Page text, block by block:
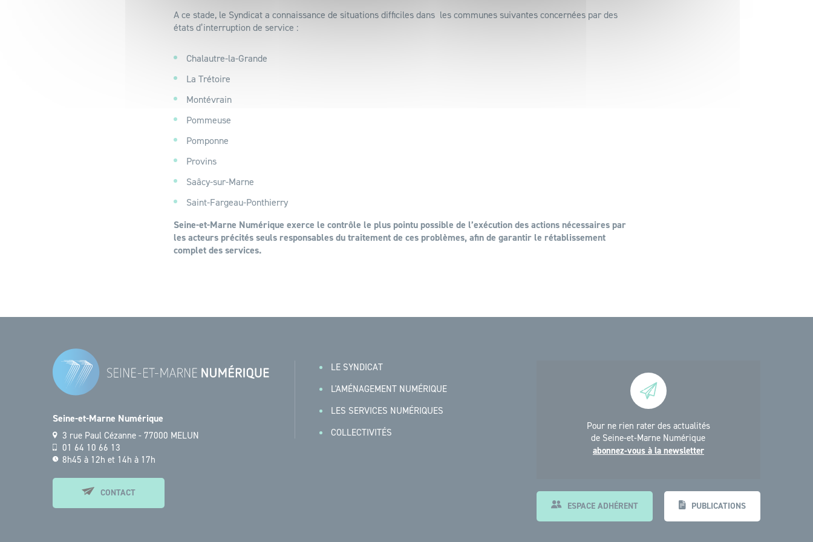
A ce stade, le Syndicat a connaissance de situations difficiles dans les communes suivantes concernées par des
états d’interruption de service :
Chalautre-la-Grande
La Trétoire
Montévrain
Pommeuse
Pomponne
Provins
Saâcy-sur-Marne
Saint-Fargeau-Ponthierry
Seine-et-Marne Numérique exerce le contrôle le plus pointu possible de l’exécution des actions nécessaires par
les acteurs précités seuls responsables du traitement de ces problèmes, afin de garantir le rétablissement
complet des services.
Seine-et-Marne Numérique
3 rue Paul Cézanne - 77000 MELUN
01 64 10 66 13
8h45 à 12h et 14h à 17h
CONTACT
LE SYNDICAT
L'AMÉNAGEMENT NUMÉRIQUE
LES SERVICES NUMÉRIQUES
COLLECTIVITÉS
Pour ne rien rater des actualités
de Seine-et-Marne Numérique
abonnez-vous à la newsletter
ESPACE ADHÉRENT PUBLICATIONS